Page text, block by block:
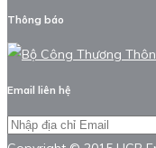
Thông báo
Email liên hệ